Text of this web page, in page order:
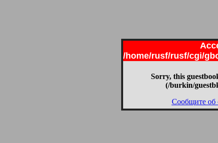
/home/rusf/rusf/cgi/
Sorry, this
(/burkin/
Сообщите об